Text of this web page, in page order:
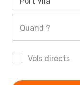
Quand ?
Vols directs